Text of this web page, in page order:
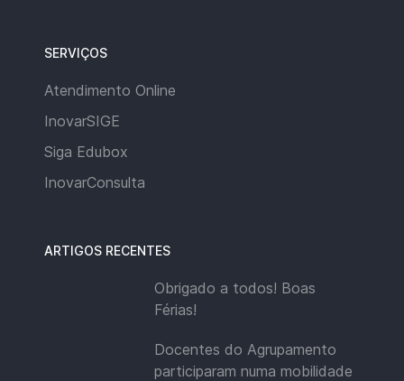
SERVIÇOS
Atendimento Online
InovarSIGE
Siga Edubox
InovarConsulta
ARTIGOS RECENTES
Obrigado a todos! Boas
Férias!
Docentes do Agrupamento
participaram numa mobilidade